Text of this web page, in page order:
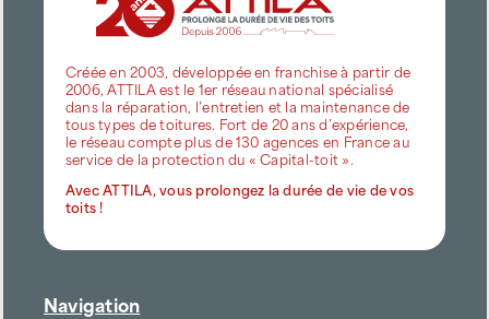
Créée en 2003, développée en franchise à partir de
2006, ATTILA est le 1er réseau national spécialisé
dans la réparation, l’entretien et la maintenance de
tous types de toitures. Fort de 20 ans d’expérience,
le réseau compte plus de 130 agences en France au
service de la protection du « Capital-toit ».
Avec ATTILA, vous prolongez la durée de vie de vos
toits !
Navigation